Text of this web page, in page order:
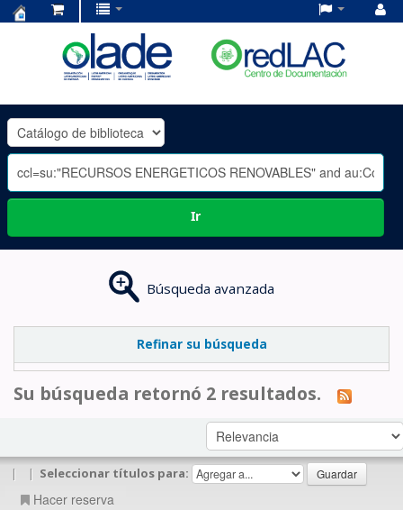
OLADE
-
Ir
Búsqueda avanzada
Refinar su búsqueda
Su búsqueda retornó 2 resultados.
| | Seleccionar títulos para:
Hacer reserva